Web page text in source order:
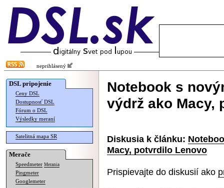
neprihlásený
DSL pripojenie
Ceny DSL
Dostupnosť DSL
Fórum o DSL
Výsledky meraní
Satelitná mapa SR
Merače
Speedmeter Merania
Pingmeter
Googlemeter
Notebook s
výdrž ako Macy,
Diskusia k článku:
Macy, potvrdilo Lenovo
Prispievajte do diskusií ako